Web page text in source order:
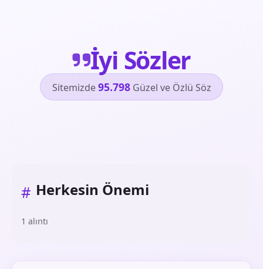
İyi Sözler
Sitemizde95.798Güzel ve Özlü Söz
# Herkesin Önemi
1 alıntı